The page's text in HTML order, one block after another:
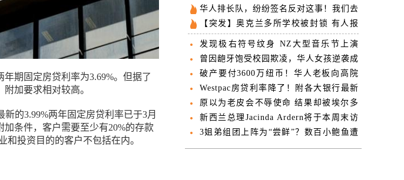
期固定房贷利率为3.69%。但据了
加要求相对较高。
新的3.99%两年固定房贷利率已于3月
条件，客户需要至少有20%的存款
和投资目的的客户不包括在内。
“大撤离”
华人排长队，纷纷签名反对这事！我们去
问了各方意见…
【突发】奥克兰多所学校被封锁 有人报
警看到持枪者
发现极右符号纹身 NZ大型音乐节上演
5000人大撤离
曾因龅牙饱受校园欺凌，华人女孩逆袭成
超模
破产要付3600万纽币！华人老板向高院
提起上诉
Westpac房贷利率降了！附各大银行最新
房贷利率表
原以为老皮会不辱使命 结果却被埃尔多
安啪啪打脸
新西兰总理Jacinda Ardern将于本周末访
问中国
3姐弟组团上阵为“尝鲜”？数百小鲍鱼遭
了殃